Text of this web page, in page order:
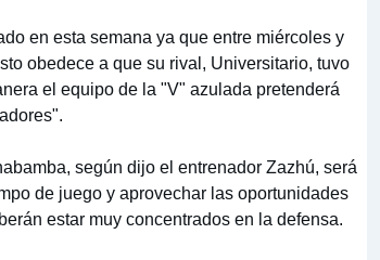
en esta semana ya que entre miércoles y
obedece a que su rival, Universitario, tuvo
el equipo de la "V" azulada pretenderá
según dijo el entrenador Zazhú, será
de juego y aprovechar las oportunidades
estar muy concentrados en la defensa.